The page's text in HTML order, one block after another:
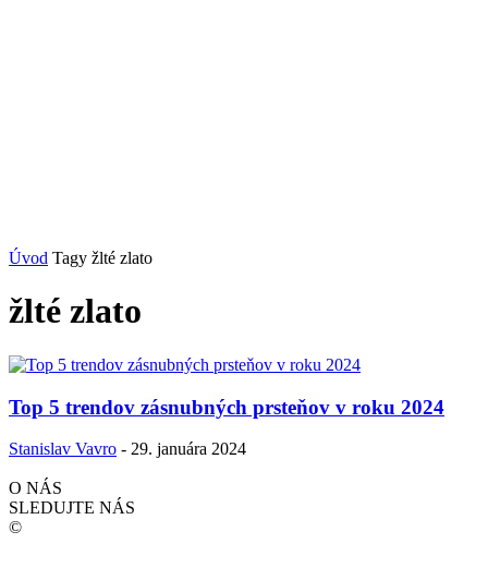
Úvod Tagy žlté zlato
žlté zlato
Top 5 trendov zásnubných prsteňov v roku 2024
Stanislav Vavro - 29. januára 2024
O NÁS
SLEDUJTE NÁS
©